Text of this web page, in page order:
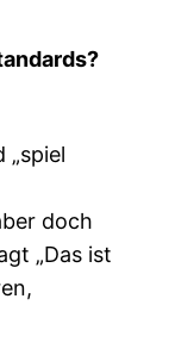
„spiel
doch
„Das ist